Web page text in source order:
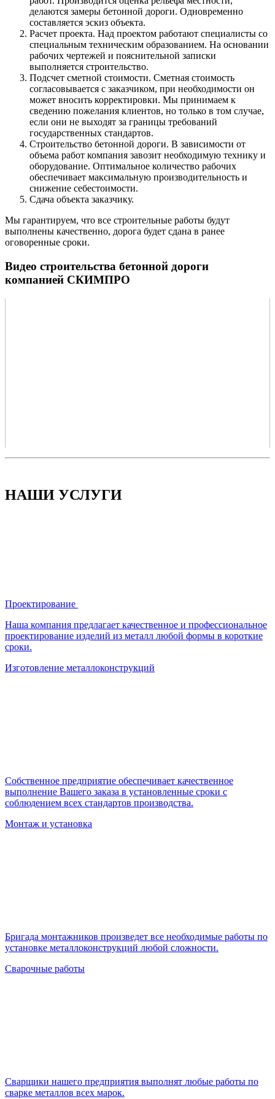
делаются замеры бетонной дороги. Одновременно
составляется эскиз объекта.
Расчет проекта. Над проектом работают специалисты со
специальным техническим образованием. На основании
рабочих чертежей и пояснительной записки
выполняется строительство.
Подсчет сметной стоимости. Сметная стоимость
согласовывается с заказчиком, при необходимости он
может вносить корректировки. Мы принимаем к
сведению пожелания клиентов, но только в том случае,
если они не выходят за границы требований
государственных стандартов.
Строительство бетонной дороги. В зависимости от
объема работ компания завозит необходимую технику и
оборудование. Оптимальное количество рабочих
обеспечивает максимальную производительность и
снижение себестоимости.
Сдача объекта заказчику.
Мы гарантируем, что все строительные работы будут
выполнены качественно, дорога будет сдана в ранее
оговоренные сроки.
Видео строительства бетонной дороги
компанией СКИМПРО
НАШИ УСЛУГИ
Проектирование
Наша компания предлагает качественное и профессиональное
проектирование изделий из металл любой формы в короткие
сроки.
Изготовление металлоконструкций
Собственное предприятие обеспечивает качественное
выполнение Вашего заказа в установленные сроки с
соблюдением всех стандартов производства.
Монтаж и установка
Бригада монтажников произведет все необходимые работы по
установке металлоконструкций любой сложности.
Сварочные работы
Cварщики нашего предприятия выполнят любые работы по
сварке металлов всех марок.